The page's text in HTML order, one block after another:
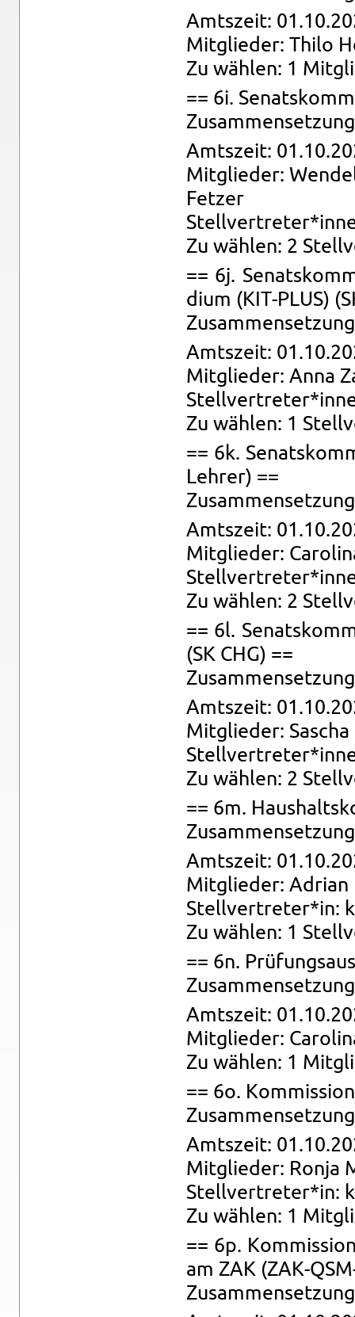
Amts­zeit:
Mit­glie­der: Thilo
Zu wäh­len: 1
== 6i.
Amts­zeit:
Mit­glie­der:
Fet­zer
Zu wäh­len: 2
== 6j.
di­um (KIT-PLUS)
Amts­zeit:
Mit­glie­der: Anna
Zu wäh­len: 1
== 6k.
Leh­rer) ==
Amts­zeit:
Mit­glie­der:
Zu wäh­len: 2
== 6l.
(SK CHG) ==
Amts­zeit:
Mit­glie­der:
Zu wäh­len: 2
== 6m.
Amts­zeit:
Mit­glie­der: Adri­an
Stell­ver­tre­ter*in:
Zu wäh­len: 1
== 6n.
Amts­zeit:
Mit­glie­der:
Zu wäh­len: 1
== 6o.
Amts­zeit:
Mit­glie­der: Ronja
Stell­ver­tre­ter*in:
Zu wäh­len: 1
== 6p.
am ZAK (ZAK-